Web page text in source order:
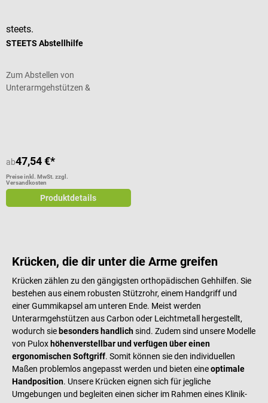
steets.
STEETS Abstellhilfe
Zum Abstellen von
Unterarmgehstützen &
ab47,54 €*
Preise inkl. MwSt. zzgl.
Versandkosten
Produktdetails
Krücken, die dir unter die Arme greifen
Krücken zählen zu den gängigsten orthopädischen Gehhilfen. Sie
bestehen aus einem robusten Stützrohr, einem Handgriff und
einer Gummikapsel am unteren Ende. Meist werden
Unterarmgehstützen aus Carbon oder Leichtmetall hergestellt,
wodurch sie besonders handlichsind. Zudem sind unsere Modelle
von Pulox höhenverstellbar und verfügen über einen
ergonomischen Softgriff. Somit können sie den individuellen
Maßen problemlos angepasst werden und bieten eineoptimale
Handposition. Unsere Krücken eignen sich für jegliche
Umgebungen und begleiten einen sicher im Rahmen eines Klinik-